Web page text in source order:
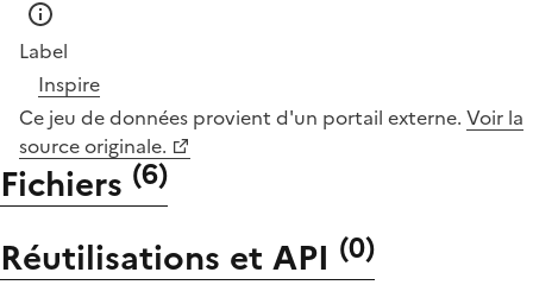
Label
Inspire
Ce jeu de données provient d'un portail externe. Voir la
source originale.
Fichiers (6)
Réutilisations et API (0)